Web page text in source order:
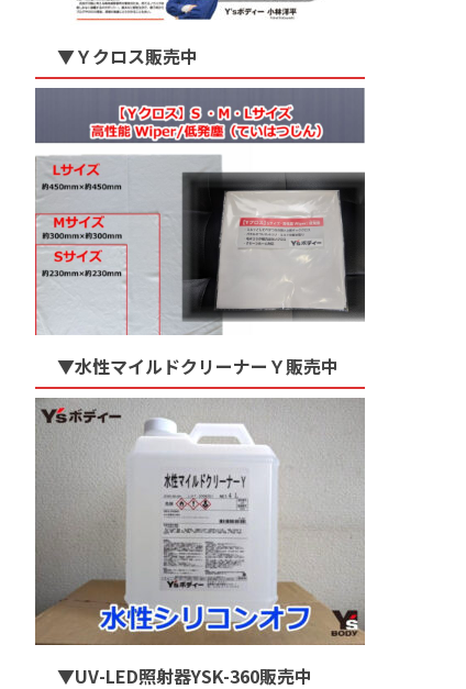
▼Ｙクロス販売中
▼水性マイルドクリーナーＹ販売中
▼UV-LED照射器YSK-360販売中